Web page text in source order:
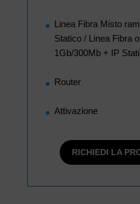
Linea Fibra Misto
Statico / Linea Fibra
1Gb/300Mb + IP
Router
Attivazione
RICHIEDI LA